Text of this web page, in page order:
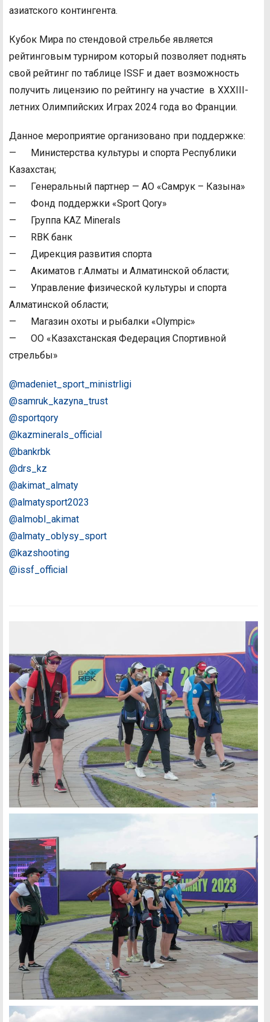
азиатского контингента.
Кубок Мира по стендовой стрельбе является
рейтинговым турниром который позволяет поднять
свой рейтинг по таблице ISSF и дает возможность
получить лицензию по рейтингу на участие в XXXIII-
летних Олимпийских Играх 2024 года во Франции.
Данное мероприятие организовано при поддержке:
— Министерства культуры и спорта Республики
Казахстан;
— Генеральный партнер — АО «Самрук – Казына»
— Фонд поддержки «Sport Qory»
— Группа KAZ Minerals
— RBK банк
— Дирекция развития спорта
— Акиматов г.Алматы и Алматинской области;
— Управление физической культуры и спорта
Алматинской области;
— Магазин охоты и рыбалки «Olympic»
— ОО «Казахстанская Федерация Спортивной
стрельбы»
@madeniet_sport_ministrligi
@samruk_kazyna_trust
@sportqory
@kazminerals_official
@bankrbk
@drs_kz
@akimat_almaty
@almatysport2023
@almobl_akimat
@almaty_oblysy_sport
@kazshooting
@issf_official